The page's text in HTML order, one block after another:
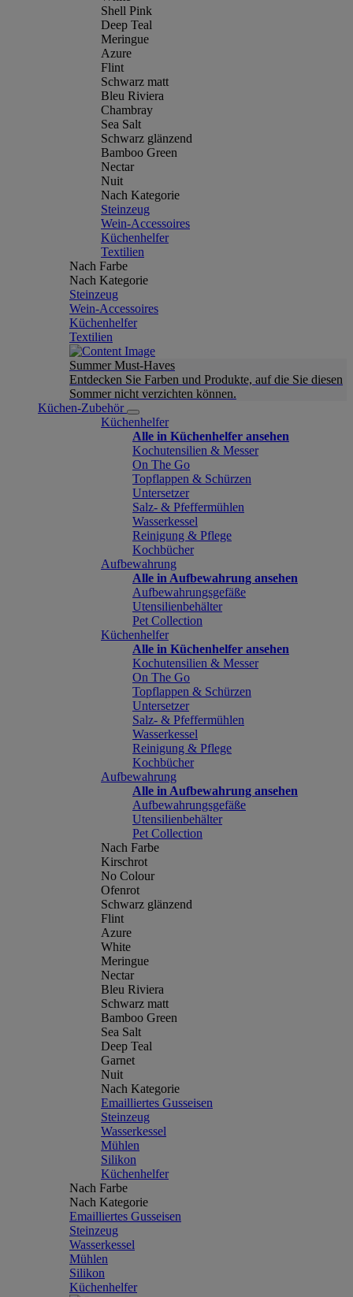
Shell Pink
Deep Teal
Meringue
Azure
Flint
Schwarz matt
Bleu Riviera
Chambray
Sea Salt
Schwarz glänzend
Bamboo Green
Nectar
Nuit
Nach Kategorie
Steinzeug
Wein-Accessoires
Küchenhelfer
Textilien
Nach Farbe
Nach Kategorie
Steinzeug
Wein-Accessoires
Küchenhelfer
Textilien
Summer Must-Haves
Entdecken Sie Farben und Produkte, auf die Sie diesen
Sommer nicht verzichten können.
Küchen-Zubehör
Küchenhelfer
Alle in Küchenhelfer ansehen
Kochutensilien & Messer
On The Go
Topflappen & Schürzen
Untersetzer
Salz- & Pfeffermühlen
Wasserkessel
Reinigung & Pflege
Kochbücher
Aufbewahrung
Alle in Aufbewahrung ansehen
Aufbewahrungsgefäße
Utensilienbehälter
Pet Collection
Küchenhelfer
Alle in Küchenhelfer ansehen
Kochutensilien & Messer
On The Go
Topflappen & Schürzen
Untersetzer
Salz- & Pfeffermühlen
Wasserkessel
Reinigung & Pflege
Kochbücher
Aufbewahrung
Alle in Aufbewahrung ansehen
Aufbewahrungsgefäße
Utensilienbehälter
Pet Collection
Nach Farbe
Kirschrot
No Colour
Ofenrot
Schwarz glänzend
Flint
Azure
White
Meringue
Nectar
Bleu Riviera
Schwarz matt
Bamboo Green
Sea Salt
Deep Teal
Garnet
Nuit
Nach Kategorie
Emailliertes Gusseisen
Steinzeug
Wasserkessel
Mühlen
Silikon
Küchenhelfer
Nach Farbe
Nach Kategorie
Emailliertes Gusseisen
Steinzeug
Wasserkessel
Mühlen
Silikon
Küchenhelfer